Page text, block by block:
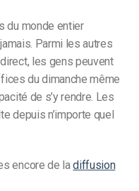
du monde entier
Parmi les autres
les gens peuvent
du dimanche même
de s’y rendre. Les
depuis n’importe quel
encore de ladiffusion